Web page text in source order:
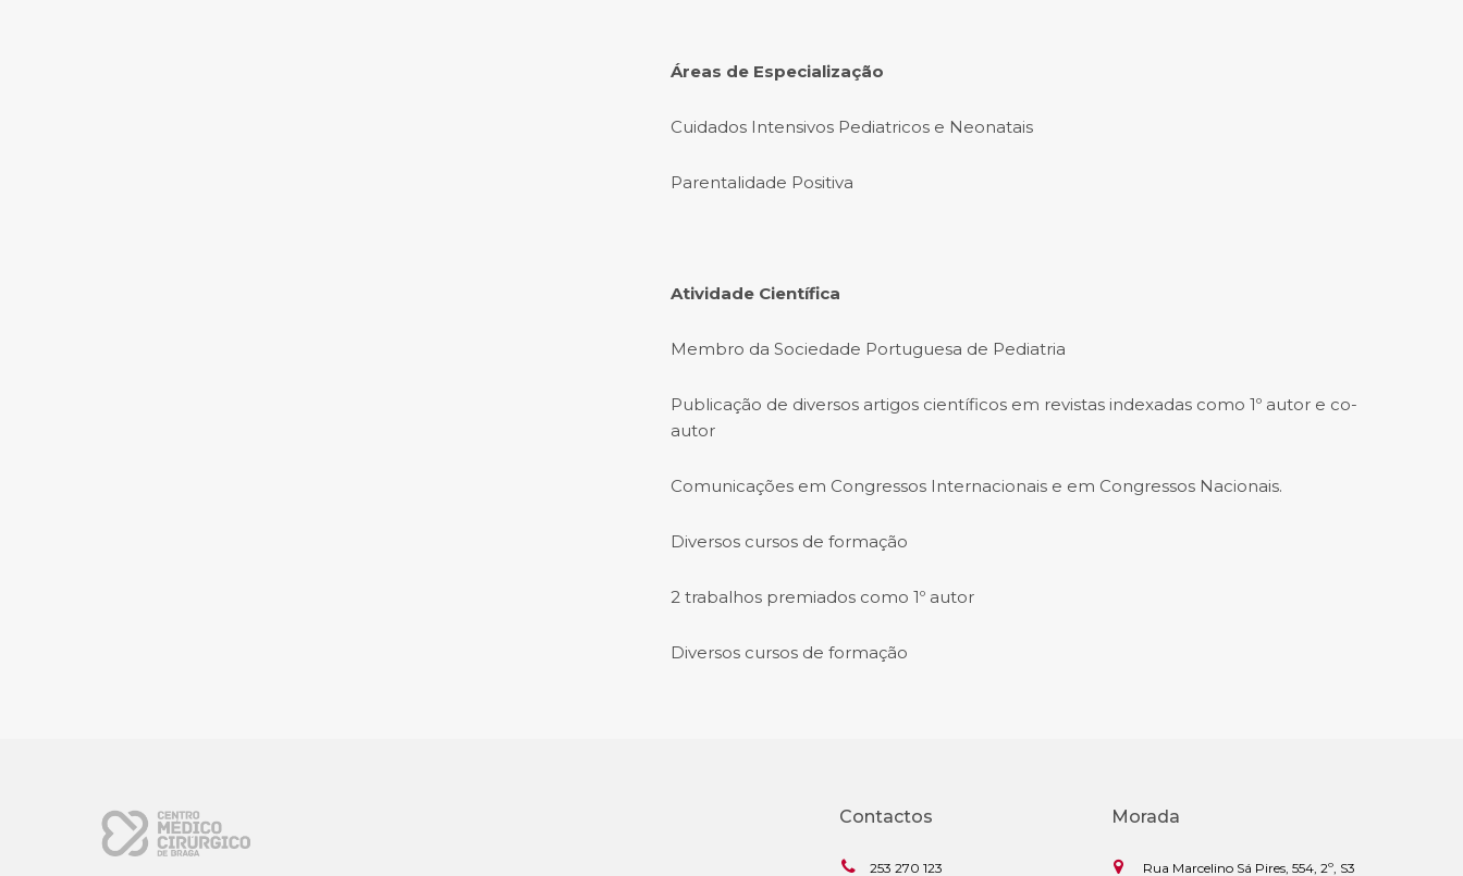
Áreas de Especialização
Cuidados Intensivos Pediatricos e Neonatais
Parentalidade Positiva
Atividade Científica
Membro da Sociedade Portuguesa de Pediatria
Publicação de diversos artigos científicos em revistas indexadas como 1º autor e co-
autor
Comunicações em Congressos Internacionais e em Congressos Nacionais.
Diversos cursos de formação
2 trabalhos premiados como 1º autor
Diversos cursos de formação
Contactos
253 270 123
Morada
Rua Marcelino Sá Pires, 554, 2º, S3